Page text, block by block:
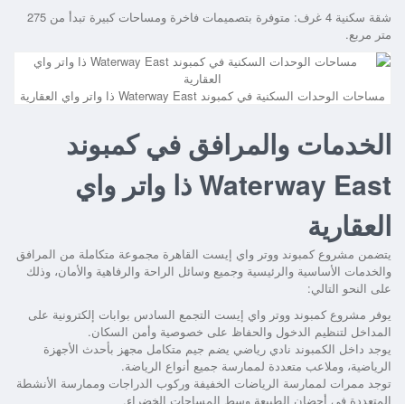
شقة سكنية 4 غرف: متوفرة بتصميمات فاخرة ومساحات كبيرة تبدأ من 275
متر مربع.
مساحات الوحدات السكنية في كمبوند Waterway East ذا واتر واي العقارية
الخدمات والمرافق في كمبوند
Waterway East ذا واتر واي
العقارية
يتضمن مشروع كمبوند ووتر واي إيست القاهرة مجموعة متكاملة من المرافق
والخدمات الأساسية والرئيسية وجميع وسائل الراحة والرفاهية والأمان، وذلك
على النحو التالي:
يوفر مشروع كمبوند ووتر واي إيست التجمع السادس بوابات إلكترونية على
المداخل لتنظيم الدخول والحفاظ على خصوصية وأمن السكان.
يوجد داخل الكمبوند نادي رياضي يضم جيم متكامل مجهز بأحدث الأجهزة
الرياضية، وملاعب متعددة لممارسة جميع أنواع الرياضة.
توجد ممرات لممارسة الرياضات الخفيفة وركوب الدراجات وممارسة الأنشطة
المتعددة في أحضان الطبيعة وسط المساحات الخضراء.